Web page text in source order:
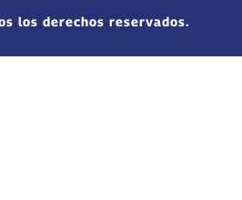
los derechos reservados.